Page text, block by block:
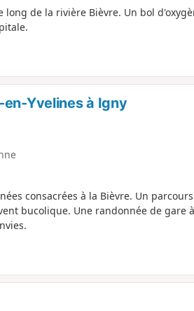
de la rivière Bièvre. Un bol
Yvelines à Igny
consacrées à la Bièvre. Un
bucolique. Une randonnée de gare